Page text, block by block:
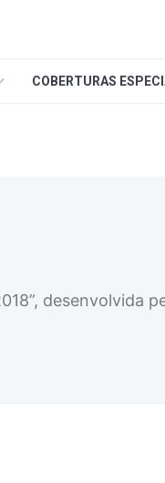
COBERTURAS
desenvolvida